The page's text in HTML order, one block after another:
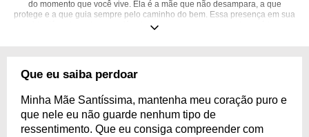
do momento que você vive. Ela é a mãe que não desampara, a que
protege e a que guia sempre pelo caminho do bem. Essa presença em sua
vida dá certeza de que a fé vale a pena, porque sempre haverá luz.
Que eu saiba perdoar
Minha Mãe Santíssima, mantenha meu coração puro e
que nele eu não guarde nenhum tipo de
ressentimento. Que eu consiga compreender com